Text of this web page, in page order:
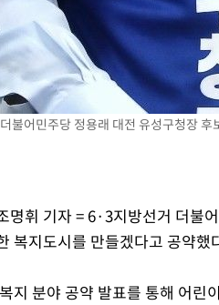
불어민주당 정용래 대전 유성구청장
명휘 기자 = 6·3지방선거 더불
복지도시를 만들겠다고 공약했
지 분야 공약 발표를 통해 어